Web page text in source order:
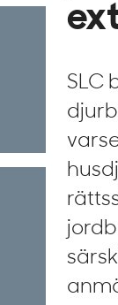
SLC